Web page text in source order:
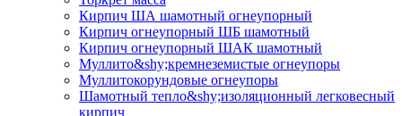
Кирпич ША шамотный огнеупорный
Кирпич огнеупорный ШБ шамотный
Кирпич огнеупорный ШАК шамотный
Муллито&shy;­кремнеземистые огнеупоры
Муллито­корундовые огнеупоры
Шамотный тепло&shy;изоляционный легковесный
кирпич